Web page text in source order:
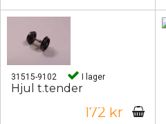
31515-9102 I lager
Hjul t.tender
172 kr